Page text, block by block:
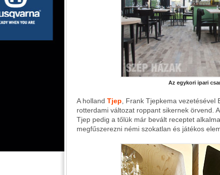
Az egykori ipari
A holland Tjep , Frank Tjepkema
rotterdami változat roppant sikernek örvend.
Tjep pedig a tőlük már bevált receptet
megfűszerezni némi szokatlan és játékos